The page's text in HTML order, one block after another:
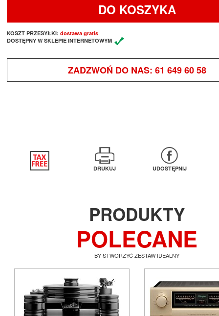
DO KOSZYKA
KOSZT PRZESYŁKI: dostawa gratis
DOSTĘPNY W SKLEPIE INTERNETOWYM
ZADZWOŃ DO NAS: 61 649 60 58
DRUKUJ UDOSTĘPNIJ
PRODUKTY
POLECANE
BY STWORZYĆ ZESTAW IDEALNY